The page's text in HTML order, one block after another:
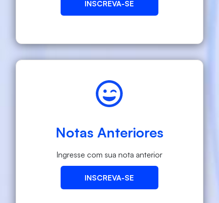
INSCREVA-SE
Notas Anteriores
Ingresse com sua nota anterior
INSCREVA-SE